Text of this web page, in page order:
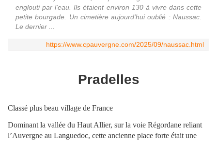
englouti par l'eau. Ils étaient environ 130 à vivre dans cette
petite bourgade. Un cimetière aujourd'hui oublié : Naussac.
Le dernier ...
https://www.cpauvergne.com/2025/09/naussac.html
Pradelles
Classé plus beau village de France
Dominant la vallée du Haut Allier, sur la voie Régordane reliant
l’Auvergne au Languedoc, cette ancienne place forte était une